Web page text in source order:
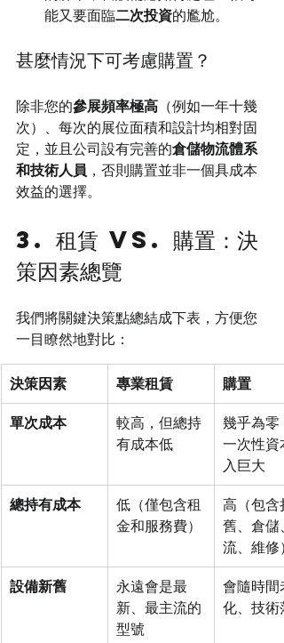
能又要面臨二次投資的尷尬。
甚麼情況下可考慮購置？
除非您的參展頻率極高 （例如一年十幾
次）、每次的展位面積和設計均相對固
定，並且公司設有完善的倉儲物流體系
和技術人員 ，否則購置並非一個具成本
效益的選擇。
3. 租賃 vs. 購置：決
策因素總覽
我們將關鍵決策點總結成下表，方便您
一目瞭然地對比：
決策因素 專業租賃 購置
單次成本
較高，但總持
有成本低
幾乎為零
一次性資
入巨大
總持有成本
低（僅包含租
金和服務費）
高（包含
舊、倉儲
流、維修
設備新舊
永遠會是最
新、最主流的
型號
會隨時間
化、技術